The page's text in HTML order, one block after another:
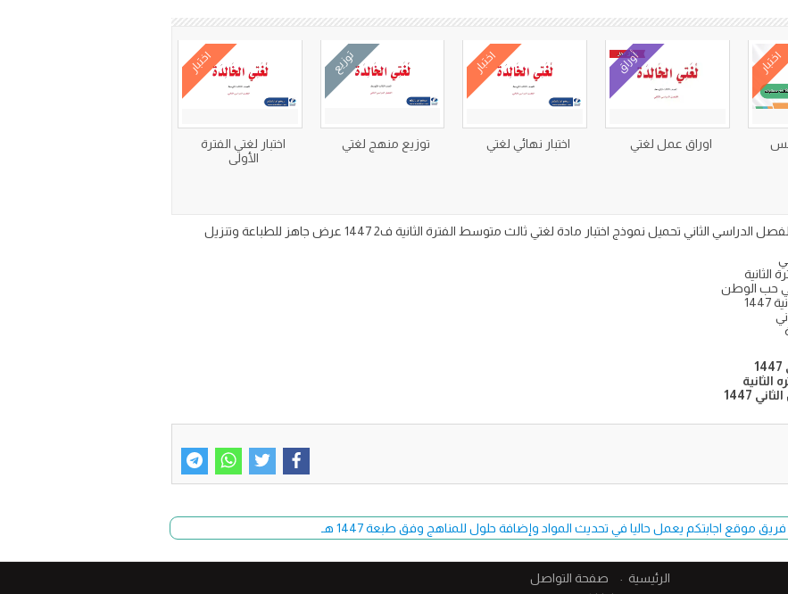
اختبار أوراق
اوراق عمل لغتي
اختبار
اختبار نهائي لغتي
توزيع
توزيع منهج لغتي
اختبار
اختبار لغتي الفترة
الأولى
اختبار الفترة الثانية لغتي للصف الثالث المتوسط الفصل الدراسي الثاني تحميل نموذج اختبار مادة لغتي ثالث متوسط الفترة الثانية ف2 1447 عرض جاهز للطباعة وتنزيل
حب الوطن
1447
موقع اجابتكم يعمل حاليا في تحديث المواد وإضافة حلول للمناهج وفق طبعة 1447 هـ
الرئيسية صفحة التواصل